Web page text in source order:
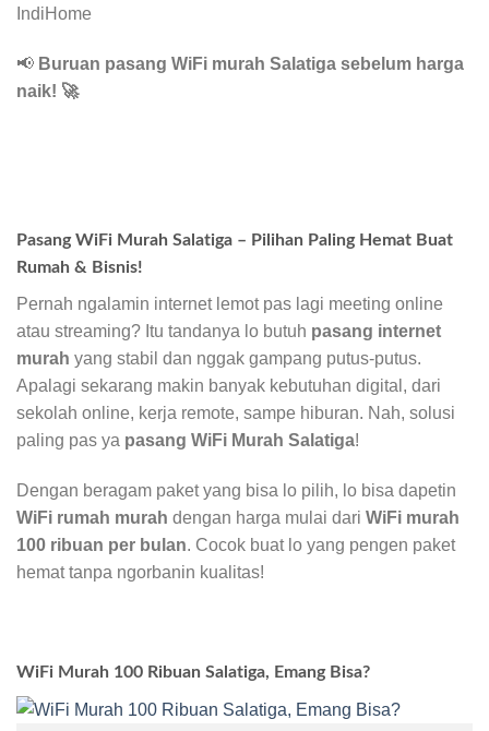
IndiHome
📢 Buruan pasang WiFi murah Salatiga sebelum harga
naik! 🚀
Pasang WiFi Murah Salatiga – Pilihan Paling Hemat Buat
Rumah & Bisnis!
Pernah ngalamin internet lemot pas lagi meeting online
atau streaming? Itu tandanya lo butuh pasang internet
murah yang stabil dan nggak gampang putus-putus.
Apalagi sekarang makin banyak kebutuhan digital, dari
sekolah online, kerja remote, sampe hiburan. Nah, solusi
paling pas ya pasang WiFi Murah Salatiga!
Dengan beragam paket yang bisa lo pilih, lo bisa dapetin
WiFi rumah murah dengan harga mulai dari WiFi murah
100 ribuan per bulan. Cocok buat lo yang pengen paket
hemat tanpa ngorbanin kualitas!
WiFi Murah 100 Ribuan Salatiga, Emang Bisa?